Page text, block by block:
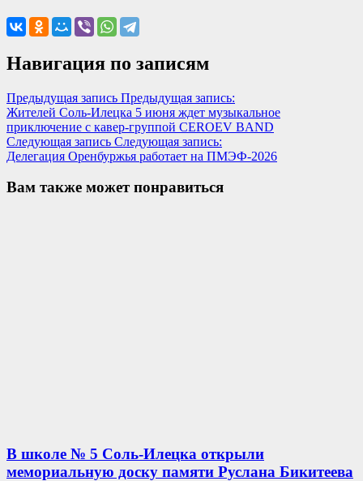
Навигация по записям
Предыдущая запись Предыдущая запись:
Жителей Соль-Илецка 5 июня ждет музыкальное
приключение с кавер-группой CEROEV BAND
Следующая запись Следующая запись:
Делегация Оренбуржья работает на ПМЭФ-2026
Вам также может понравиться
В школе № 5 Соль-Илецка открыли
мемориальную доску памяти Руслана Бикитеева